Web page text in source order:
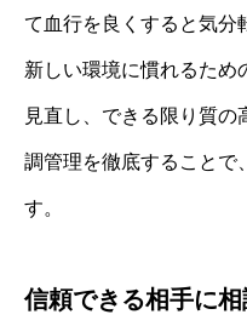
て血行を良くすると気分
新しい環境に慣れるため
見直し、できる限り質
調管理を徹底することで
す。
信頼できる相手に